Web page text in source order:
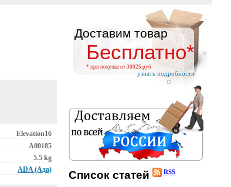
Elevation16
А00185
5.5 kg
ADA (Ада)
Доставим товар
Бесплатно*
* при покупке от 30025 руб.
узнать подробности
Cписок cтатей RSS